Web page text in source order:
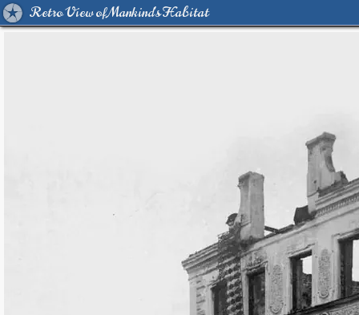
Retro View of Mankind's Habitat